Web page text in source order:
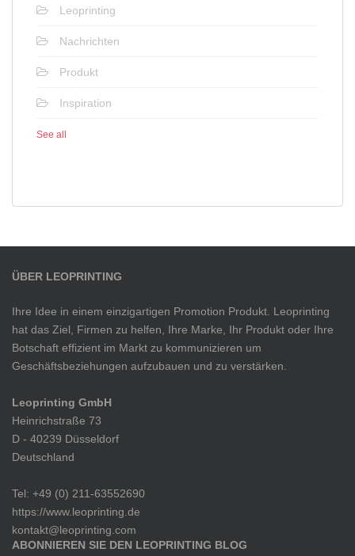
Leoprinting
Nachrichten
Produkt
Inspiration
See all
ÜBER LEOPRINTING
Ihre Idee in einem einzigartigen Promotion Produkt. Leoprinting
hat das Ziel, Firmen zu helfen, Ihre Marke, Ihr Produkt oder Ihre
Botschaft effizient im Markt zu kommunizieren um
Geschäftsbeziehungen aufzubauen und zu verstärken.
Leoprinting GmbH
Heinrichstraße 73
D - 40239 Düsseldorf
Deutschland
Tel: +49 (0) 211-63552690
https://www.leoprinting.de
kontakt@leoprinting.com
ABONNIEREN SIE DEN LEOPRINTING BLOG